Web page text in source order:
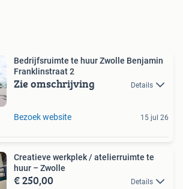
Bedrijfsruimte te huur Zwolle Benjamin
Franklinstraat 2
Zie omschrijving Details
Bezoek website 15 jul 26
Creatieve werkplek / atelierruimte te
huur – Zwolle
€ 250,00 Details